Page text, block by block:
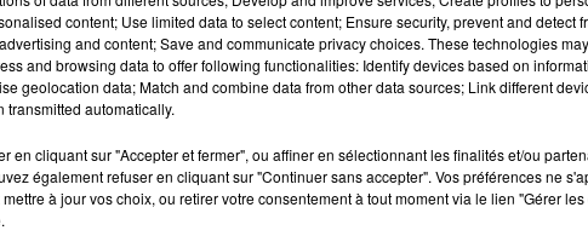
: un incendie s'est déclaré dans une maison d'habitation
novembre à Souligné-Flacé,causant de très importants
secours de Chantenay-Villedieu, Degré, Loué, La Suze-
le sinistre et prendre en charge une victime,
du Mans.
content; Use limited data to select content; Ensure security, prevent and detect
and content; Save and communicate privacy choices. These technologies
and browsing data to offer following functionalities: Identify devices based on
geolocation data; Match and combine data from other data sources; Link different
transmitted automatically.
en cliquant sur "Accepter et fermer", ou affiner en sélectionnant les finalités et/ou
également refuser en cliquant sur "Continuer sans accepter". Vos préférences ne
à jour vos choix, ou retirer votre consentement à tout moment via le lien "Gérer